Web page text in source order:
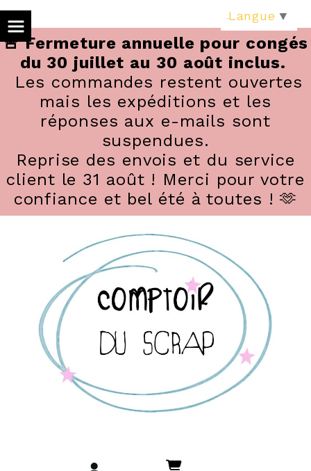
🚨 Fermeture annuelle pour congés
du 30 juillet au 30 août inclus.
Les commandes restent ouvertes
mais les expéditions et les
réponses aux e-mails sont
suspendues.
Reprise des envois et du service
client le 31 août ! Merci pour votre
confiance et bel été à toutes ! 🫶
Langue ▼